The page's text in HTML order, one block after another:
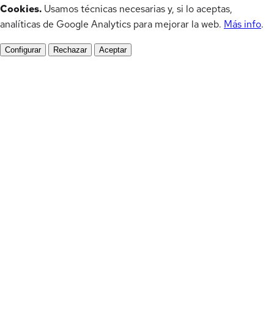
Cookies. Usamos técnicas necesarias y, si lo aceptas,
analíticas de Google Analytics para mejorar la web. Más info.
Configurar Rechazar Aceptar